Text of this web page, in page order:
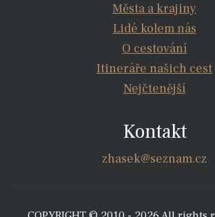
Města a krajiny
Lidé kolem nás
O cestování
Itineráře našich cest
Nejčtenější
Kontakt
zhasek@seznam.cz